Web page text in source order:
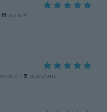
11 opinie
opinie · 3 przesłane